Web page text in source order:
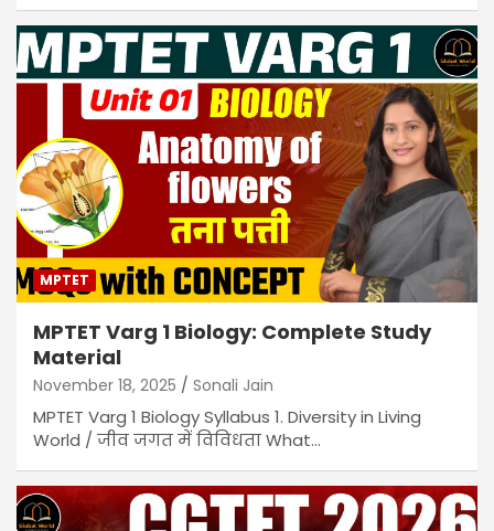
MPTET
MPTET Varg 1 Biology: Complete Study
Material
November 18, 2025 Sonali Jain
MPTET Varg 1 Biology Syllabus 1. Diversity in Living
World / जीव जगत में विविधता What…